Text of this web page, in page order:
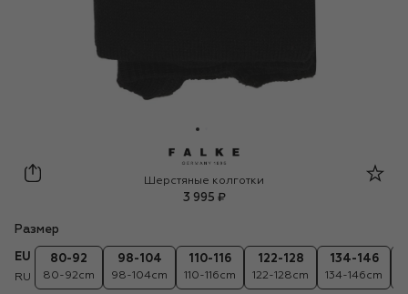
Falke
Шерстяные колготки
3 995 ₽
Размер
EU
RU
80-92
80-92cm
98-104
98-104cm
110-116
110-116cm
122-128
122-128cm
134-146
134-146cm